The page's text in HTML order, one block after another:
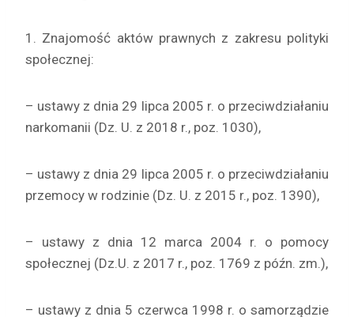
1. Znajomość aktów prawnych z zakresu polityki
społecznej:
– ustawy z dnia 29 lipca 2005 r. o przeciwdziałaniu
narkomanii (Dz. U. z 2018 r., poz. 1030),
– ustawy z dnia 29 lipca 2005 r. o przeciwdziałaniu
przemocy w rodzinie (Dz. U. z 2015 r., poz. 1390),
– ustawy z dnia 12 marca 2004 r. o pomocy
społecznej (Dz.U. z 2017 r., poz. 1769 z późn. zm.),
– ustawy z dnia 5 czerwca 1998 r. o samorządzie